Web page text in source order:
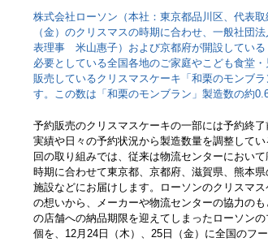
株式会社ローソン（本社：東京都品川区、代表
（金）のクリスマスの時期に合わせ、一般社団
表理事 米山惠子）および京都府が開設してい
必要としている全国各地のご家庭やこども食堂
販売しているクリスマスケーキ「和栗のモンブ
す。この数は「和栗のモンブラン」製造数の約
予約販売のクリスマスケーキの一部には予約終
実績や日々の予約状況から製造数量を調整して
回の取り組みでは、従来は物流センターにおい
時期に合わせて東京都、京都府、滋賀県、熊本
施設などにお届けします。ローソンのクリスマ
の想いから、メーカーや物流センターの協力の
の店舗への納品期限を迎えてしまったローソン
個を、12月24日（木）、25日（金）に全国のフ